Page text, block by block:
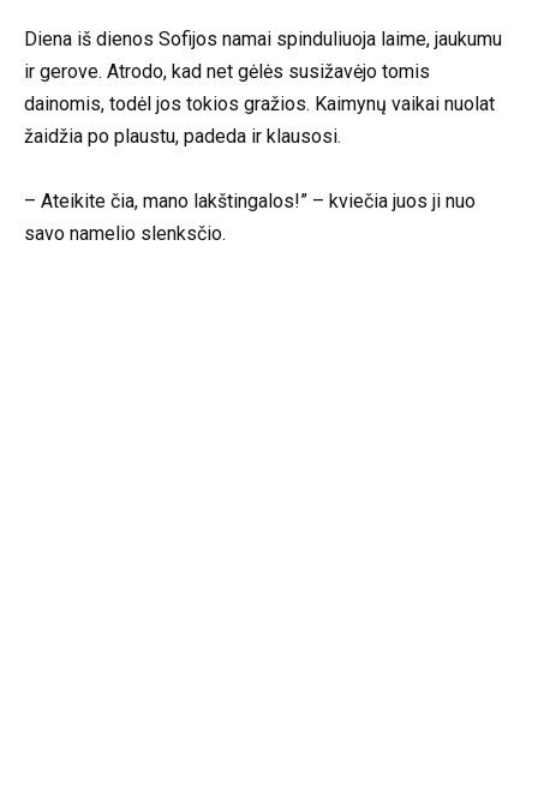
Diena iš dienos Sofijos namai spinduliuoja laime, jaukumu
ir gerove. Atrodo, kad net gėlės susižavėjo tomis
dainomis, todėl jos tokios gražios. Kaimynų vaikai nuolat
žaidžia po plaustu, padeda ir klausosi.
– Ateikite čia, mano lakštingalos!” – kviečia juos ji nuo
savo namelio slenksčio.